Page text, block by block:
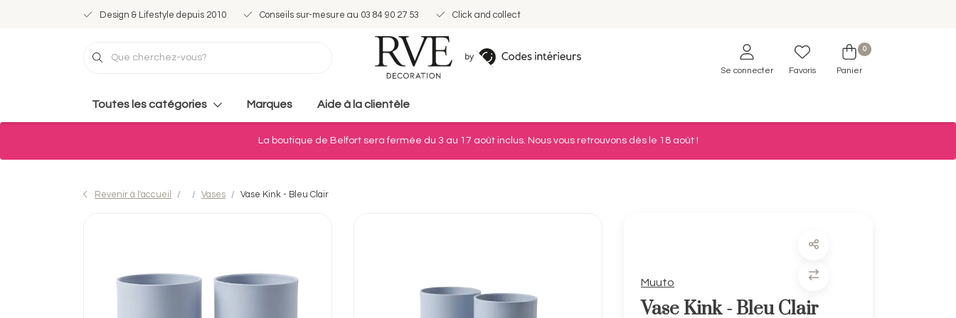
Design & Lifestyle depuis 2010 Conseils sur-mesure au 03 84 90 27 53 Click and collect
Se connecter Favoris
0
Panier
Toutes les catégories Marques Aide à la clientèle
La boutique de Belfort sera fermée du 3 au 17 août inclus. Nous vous retrouvons dès le 18 août !
Revenir à l'accueil Vases Vase Kink - Bleu Clair
Muuto
Vase Kink - Bleu Clair